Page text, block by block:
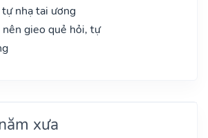
nhạ tai ương
nên gieo quẻ hỏi, tự
xưa